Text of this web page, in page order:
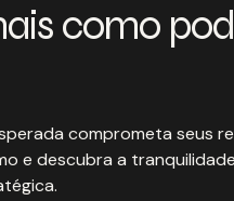
como
comprometa seus
e descubra a